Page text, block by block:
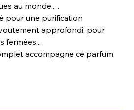
au monde... .
pour une purification
approfondi, pour
fermées...
accompagne ce parfum.